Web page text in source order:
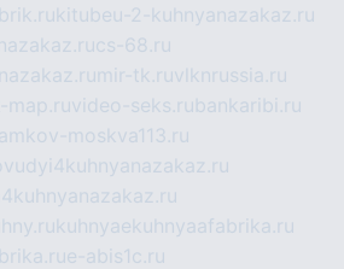
kitubeu-2-kuhnyanazakaz.ru
cs-68.ru
mir-tk.ruvlknrussia.ru
map.ruvideo-seks.rubankaribi.ru
moskva113.ru
kuhnyaekuhnyaafabrika.ru
e-abis1c.ru